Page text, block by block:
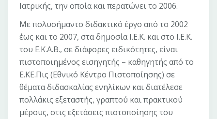
Ιατρικής, την οποία και περατώνει το 2006.
Με πολυσήμαντο διδακτικό έργο από το 2002
έως και το 2007, στα δημοσία Ι.Ε.Κ. και στο Ι.Ε.Κ.
του Ε.Κ.Α.Β., σε διάφορες ειδικότητες, είναι
πιστοποιημένος εισηγητής – καθηγητής από το
Ε.ΚΕ.Πις (Εθνικό Κέντρο Πιστοποίησης) σε
θέματα διδασκαλίας ενηλίκων και διατέλεσε
πολλάκις εξεταστής, γραπτού και πρακτικού
μέρους, στις εξετάσεις πιστοποίησης του